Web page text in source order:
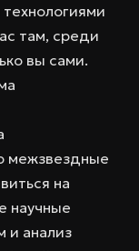
там, среди
вы сами.
межзвездные
на
научные
и анализ